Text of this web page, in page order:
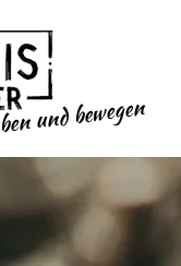
und bewegen